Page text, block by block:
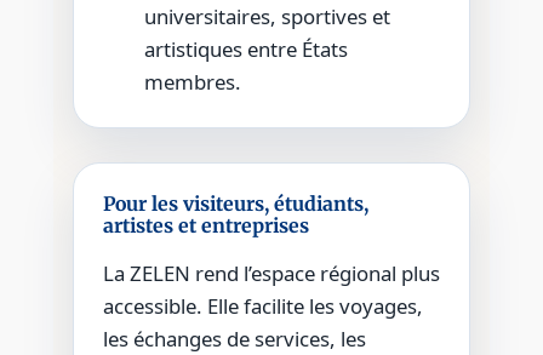
universitaires, sportives et
artistiques entre États
membres.
Pour les visiteurs, étudiants,
artistes et entreprises
La ZELEN rend l’espace régional plus
accessible. Elle facilite les voyages,
les échanges de services, les